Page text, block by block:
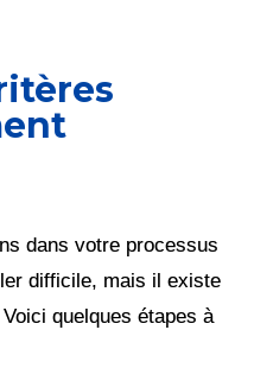
dans votre processus
difficile, mais il existe
quelques étapes à